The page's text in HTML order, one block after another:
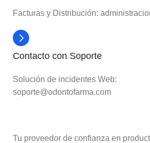
Facturas y Distribución:
Contacto con Soporte
Solución de incidentes Web:
soporte@odontofarma.com
Tu proveedor de confianza en